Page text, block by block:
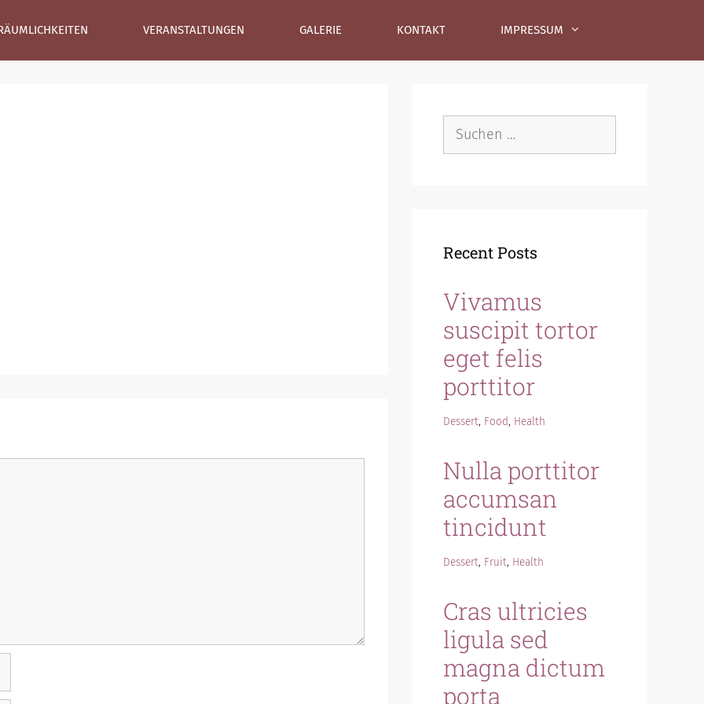
VERANSTALTUNGEN GALERIE KONTAKT IMPRESSUM
nach:
Recent Posts
Vivamus
suscipit tortor
eget felis
porttitor
Dessert, Food, Health
Nulla porttitor
accumsan
tincidunt
Dessert, Fruit, Health
Cras ultricies
ligula sed
magna dictum
porta